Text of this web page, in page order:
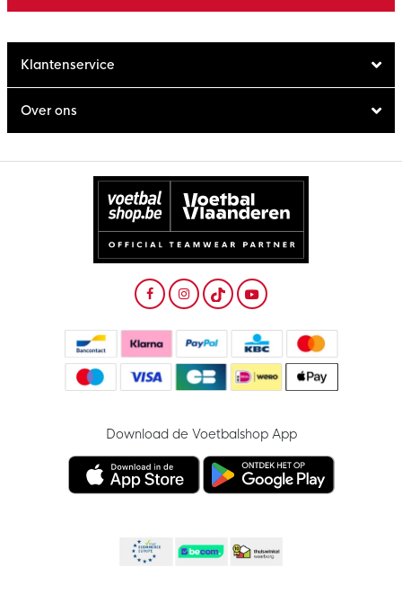
Klantenservice
Over ons
Download de Voetbalshop App